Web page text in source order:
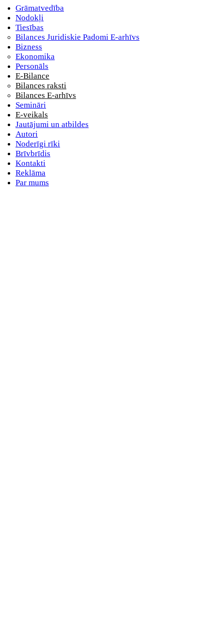
Grāmatvedība
Nodokļi
Tiesības
Bilances Juridiskie Padomi E-arhīvs
Bizness
Ekonomika
Personāls
E-Bilance
Bilances raksti
Bilances E-arhīvs
Semināri
E-veikals
Jautājumi un atbildes
Autori
Noderīgi rīki
Brīvbrīdis
Kontakti
Reklāma
Par mums